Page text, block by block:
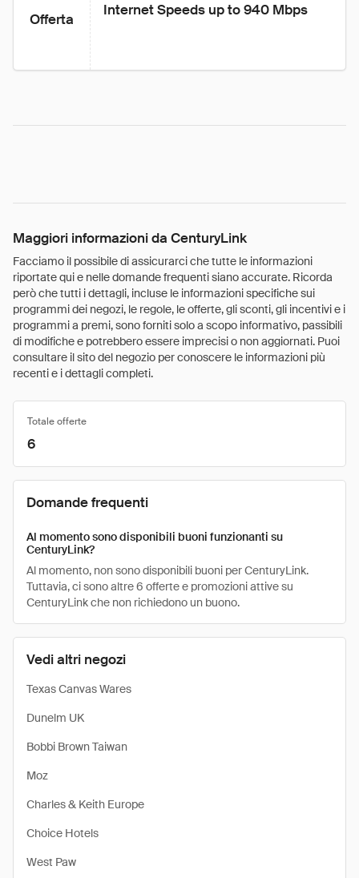
Offerta
Internet Speeds up to 940 Mbps
Maggiori informazioni da CenturyLink
Facciamo il possibile di assicurarci che tutte le informazioni
riportate qui e nelle domande frequenti siano accurate. Ricorda
però che tutti i dettagli, incluse le informazioni specifiche sui
programmi dei negozi, le regole, le offerte, gli sconti, gli incentivi e i
programmi a premi, sono forniti solo a scopo informativo, passibili
di modifiche e potrebbero essere imprecisi o non aggiornati. Puoi
consultare il sito del negozio per conoscere le informazioni più
recenti e i dettagli completi.
Vedi altri negozi
Texas Canvas Wares
Dunelm UK
Bobbi Brown Taiwan
Moz
Charles & Keith Europe
Choice Hotels
West Paw
Totale offerte
6
Domande frequenti
Al momento sono disponibili buoni funzionanti su
CenturyLink?
Al momento, non sono disponibili buoni per CenturyLink.
Tuttavia, ci sono altre 6 offerte e promozioni attive su
CenturyLink che non richiedono un buono.